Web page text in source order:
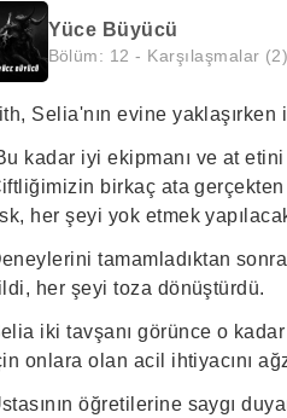
Yüce Büyücü
Bölüm: 12 - Karşılaşmalar (2)
Selia'nın evine
kadar iyi ekipmanı ve at
birkaç ata
her şeyi yok etmek
tamamladıktan
her şeyi toza dönüştürdü.
iki tavşanı görünce o
onlara olan acil ihtiyacını
öğretilerine saygı